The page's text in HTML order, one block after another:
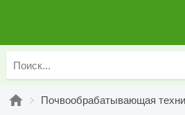
Почвообрабатывающая